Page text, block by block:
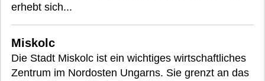
erhebt sich...
Miskolc
Die Stadt Miskolc ist ein wichtiges wirtschaftliches
Zentrum im Nordosten Ungarns. Sie grenzt an das